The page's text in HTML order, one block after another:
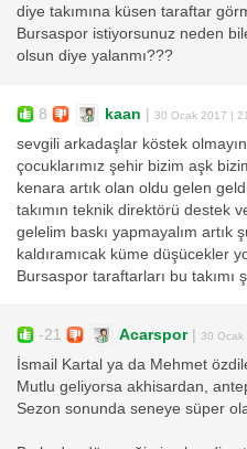
diye takımına küsen taraftar
Bursaspor istiyorsunuz neden
olsun diye yalanmı???
8 kaan 30 Ocak 2017 |
sevgili arkadaşlar köstek
çocuklarımız şehir bizim aşk
kenara artık olan oldu gelen
takımın teknik direktörü destek
gelelim baskı yapmayalım artık
kaldıramıcak küme düşücekler
Bursaspor taraftarları bu takımı
-21 Acarspor| 30 Ocak
İsmail Kartal ya da Mehmet
Mutlu geliyorsa akhisardan,
Sezon sonunda seneye süper